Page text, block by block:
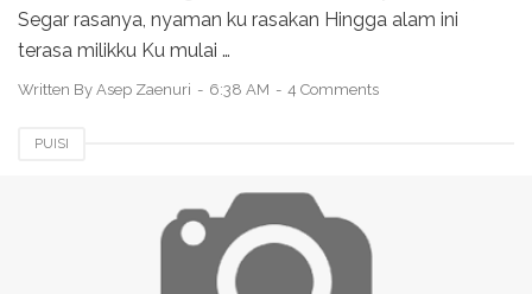
Segar rasanya, nyaman ku rasakan Hingga alam ini
terasa milikku Ku mulai …
Written By Asep Zaenuri 6:38 AM 4 Comments
PUISI